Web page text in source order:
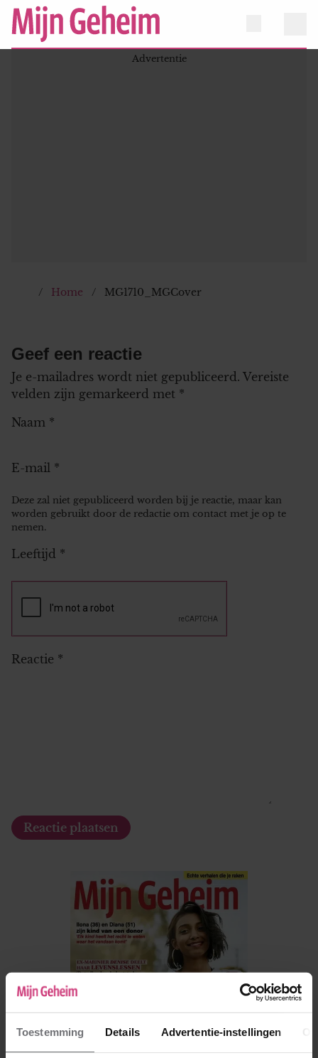
Toestemming Details Advertentie-instellingen
Home MG1710_MGCover
Geef een reactie
Je e-mailadres wordt niet gepubliceerd. Vereiste
velden zijn gemarkeerd met *
Naam *
E-mail *
Deze zal niet gepubliceerd worden bij je reactie, maar kan
worden gebruikt door de redactie om contact met je op te
nemen.
Leeftijd *
Reactie *